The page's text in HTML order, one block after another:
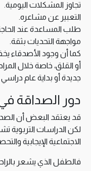
تجاوز المشكلات اليومية.
التعبير عن مشاعره.
طلب المساعدة عند
مواجهة التحديات بثقة.
كما أن وجود الأصدقاء
أو القلق، خاصة خلال
جديدة أو بداية عام
دور الصداقة
قد يعتقد البعض أن
لكن الدراسات التربوية
الاجتماعية الإيجابية
فالطفل الذي يشعر